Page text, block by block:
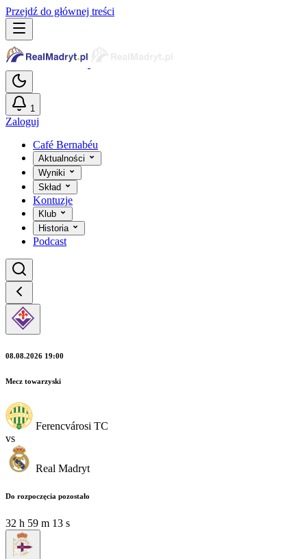
Przejdź do głównej treści
1
Zaloguj
Café Bernabéu
Aktualności
Wyniki
Skład
Kontuzje
Klub
Historia
Podcast
08.08.2026 19:00
Mecz towarzyski
Ferencvárosi TC
vs
Real Madryt
Do rozpoczęcia pozostało
32 h 59 m 12 s